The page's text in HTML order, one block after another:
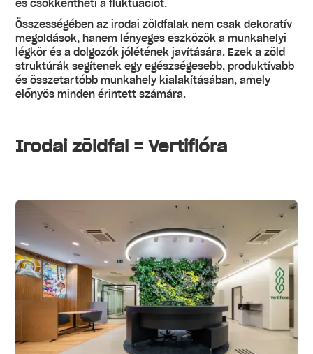
és csökkentheti a fluktuációt.
Összességében az irodai zöldfalak nem csak dekoratív
megoldások, hanem lényeges eszközök a munkahelyi
légkör és a dolgozók jólétének javítására. Ezek a zöld
struktúrák segítenek egy egészségesebb, produktívabb
és összetartóbb munkahely kialakításában, amely
előnyös minden érintett számára.
Irodai zöldfal = Vertiflóra